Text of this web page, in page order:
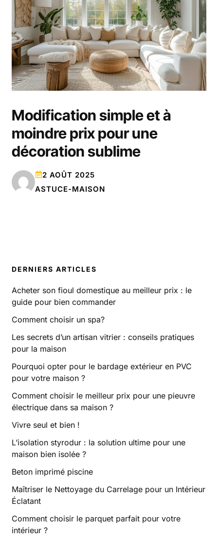
DERNIERS ARTICLES
Acheter son fioul domestique au meilleur prix : le
guide pour bien commander
Comment choisir un spa?
Les secrets d’un artisan vitrier : conseils pratiques
pour la maison
Pourquoi opter pour le bardage extérieur en PVC
pour votre maison ?
Comment choisir le meilleur prix pour une pieuvre
électrique dans sa maison ?
Vivre seul et bien !
L’isolation styrodur : la solution ultime pour une
maison bien isolée ?
Beton imprimé piscine
Maîtriser le Nettoyage du Carrelage pour un Intérieur
Éclatant
Comment choisir le parquet parfait pour votre
intérieur ?
Modification simple et à
moindre prix pour une
décoration sublime
2 AOÛT 2025
ASTUCE-MAISON